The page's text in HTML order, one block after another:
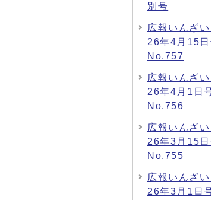
別号
広報いんざ
26年4月15
No.757
広報いんざ
26年4月1日
No.756
広報いんざ
26年3月15
No.755
広報いんざ
26年3月1日